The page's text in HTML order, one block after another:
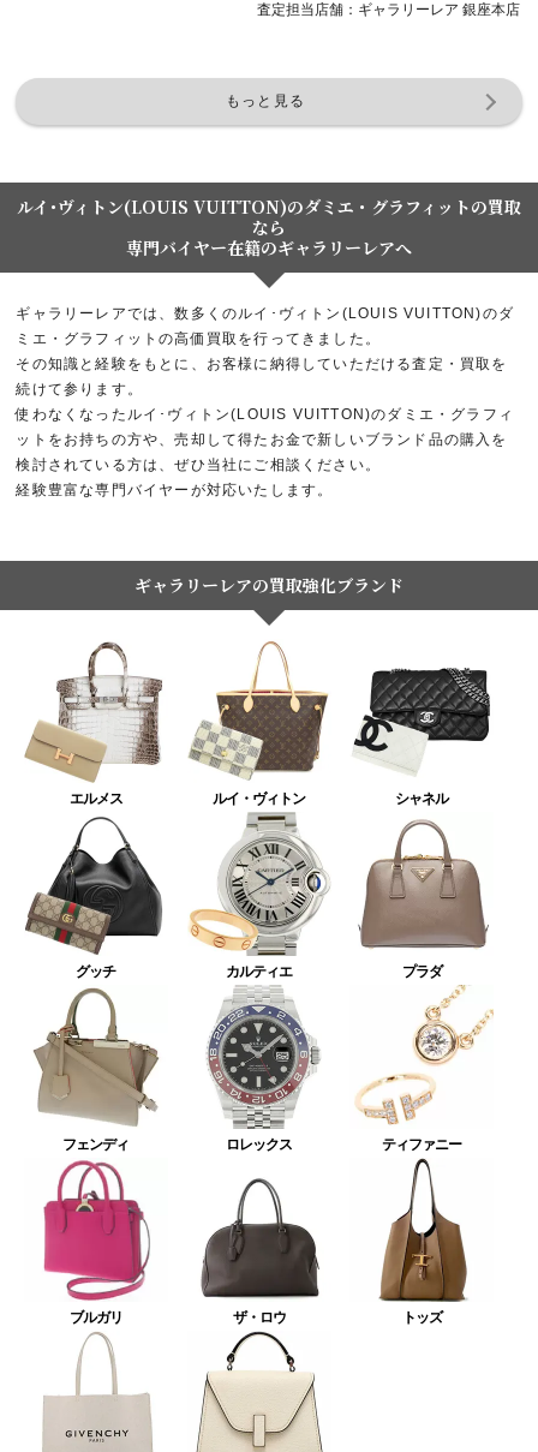
査定担当店舗：ギャラリーレア 銀座本店
もっと見る
ルイ･ヴィトン(LOUIS VUITTON)のダミエ・グラフィットの買取
なら
専門バイヤー在籍のギャラリーレアへ
ギャラリーレアでは、数多くのルイ･ヴィトン(LOUIS VUITTON)のダ
ミエ・グラフィットの高価買取を行ってきました。
その知識と経験をもとに、お客様に納得していただける査定・買取を
続けて参ります。
使わなくなったルイ･ヴィトン(LOUIS VUITTON)のダミエ・グラフィ
ットをお持ちの方や、売却して得たお金で新しいブランド品の購入を
検討されている方は、ぜひ当社にご相談ください。
経験豊富な専門バイヤーが対応いたします。
ギャラリーレアの買取強化ブランド
エルメス ルイ・ヴィトン シャネル
グッチ カルティエ プラダ
フェンディ ロレックス ティファニー
ブルガリ ザ・ロウ トッズ